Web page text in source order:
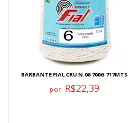
BARBANTE FIAL CRU N.06 700G 717MTS
por: R$22,39